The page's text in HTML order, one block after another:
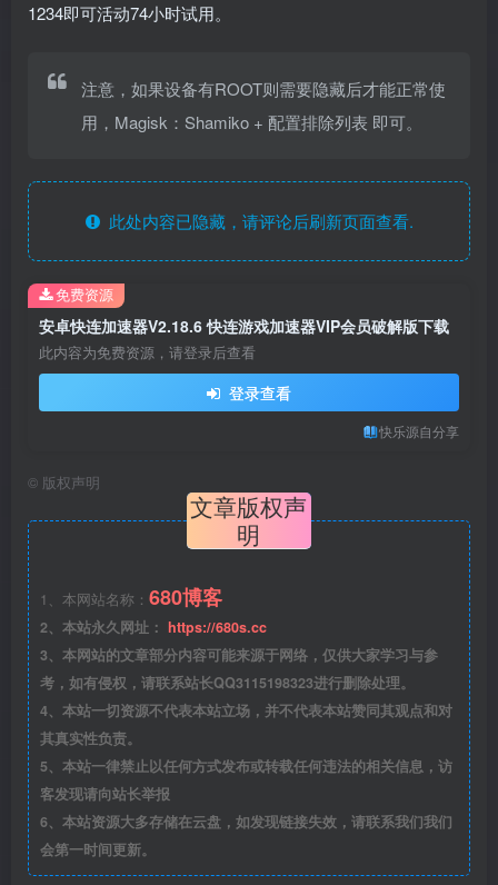
1234即可活动74小时试用。
注意，如果设备有ROOT则需要隐藏后才能正常使
用，Magisk：Shamiko + 配置排除列表 即可。
此处内容已隐藏，请评论后刷新页面查看.
安卓快连加速器V2.18.6 快连游戏加速器VIP会员破解版下载
此内容为免费资源，请登录后查看
登录查看
快乐源自分享
免费资源
© 版权声明
文章版权声
明
1、本网站名称： 680博客
2、本站永久网址： https://680s.cc
3、本网站的文章部分内容可能来源于网络，仅供大家学习与参
考，如有侵权，请联系站长QQ3115198323进行删除处理。
4、本站一切资源不代表本站立场，并不代表本站赞同其观点和对
其真实性负责。
5、本站一律禁止以任何方式发布或转载任何违法的相关信息，访
客发现请向站长举报
6、本站资源大多存储在云盘，如发现链接失效，请联系我们我们
会第一时间更新。